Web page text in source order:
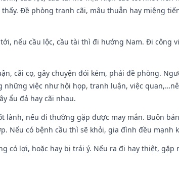
Đề phòng tranh cãi, mâu thuẫn hay miệng
nếu cầu lộc, cầu tài thì đi hướng Nam. Đi công
cãi cọ, gây chuyện đói kém, phải đề phòng.
việc như hội họp, tranh luận, việc
ẩu đả hay cãi nhau.
lành, nếu đi thường gặp được may mắn. Buôn
Nếu có bệnh cầu thì sẽ khỏi, gia đình đều mạnh
có lợi, hoặc hay bị trái ý. Nếu ra đi hay thiệt,